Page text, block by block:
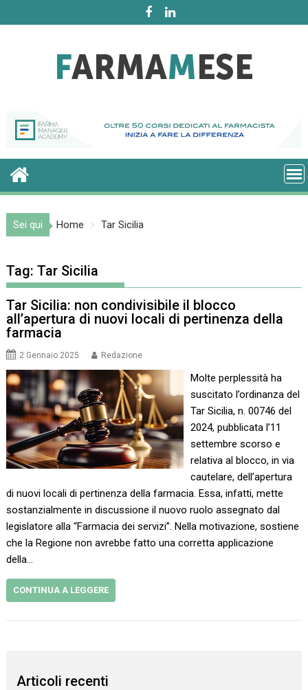
to
Sei qui Home Tar Sicilia
Tag:Tar Sicilia
Tar Sicilia: non condivisibile il blocco
all’apertura di nuovi locali di pertinenza della
farmacia
2 Gennaio 2025 Redazione
Molte perplessità ha
suscitato l’ordinanza del
Tar Sicilia, n. 00746 del
2024, pubblicata l’11
settembre scorso e
relativa al blocco, in via
cautelare, dell’apertura
di nuovi locali di pertinenza della farmacia. Essa, infatti, mette
sostanzialmente in discussione il nuovo ruolo assegnato dal
legislatore alla “Farmacia dei servizi”. Nella motivazione, sostiene
che la Regione non avrebbe fatto una corretta applicazione
della…
CONTINUA A LEGGERE
Articoli recenti